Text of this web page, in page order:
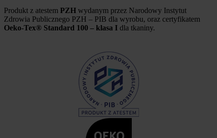
Produkt z atestem PZH wydanym przez Narodowy Instytut
Zdrowia Publicznego PZH – PIB dla wyrobu, oraz certyfikatem
Oeko-Tex® Standard 100 – klasa I dla tkaniny.